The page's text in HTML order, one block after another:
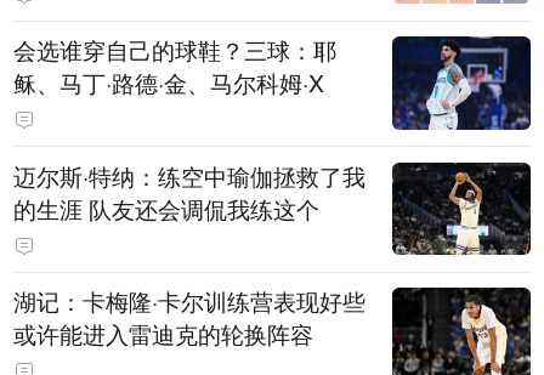
会选谁穿自己的球鞋？三球：耶
稣、马丁·路德·金、马尔科姆·X
迈尔斯·特纳：练空中瑜伽拯救了我
的生涯 队友还会调侃我练这个
湖记：卡梅隆·卡尔训练营表现好些
或许能进入雷迪克的轮换阵容